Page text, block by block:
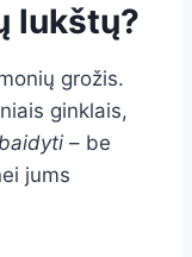
lukštų?
grožis.
ginklais,
– be
jums